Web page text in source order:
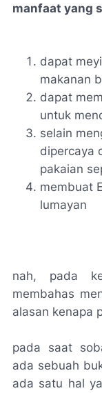
manfaat yang
dapat
makanan
dapat
untuk
selain
dipercaya
pakaian
membuat
lumayan
nah, pada
membahas
alasan kenapa
pada saat
ada sebuah
ada satu hal